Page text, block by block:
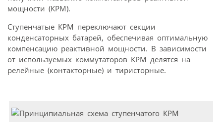
мощности (КРМ).
Ступенчатые КРМ переключают секции
конденсаторных батарей, обеспечивая оптимальную
компенсацию реактивной мощности. В зависимости
от используемых коммутаторов КРМ делятся на
релейные (контакторные) и тиристорные.